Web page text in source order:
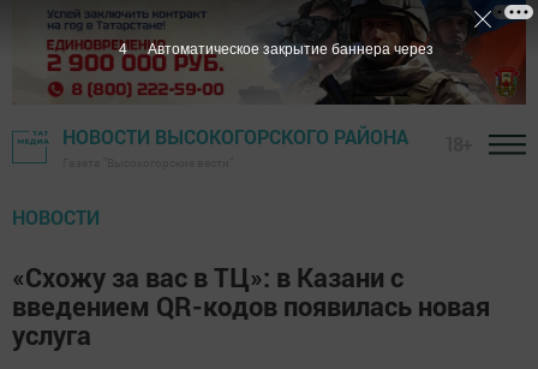
НОВОСТИ ВЫСОКОГОРСКОГО РАЙОНА
НОВОСТИ
«Схожу за вас в ТЦ»: в Казани с
введением QR-кодов появилась новая
услуга
2 Автоматическое закрытие баннера через